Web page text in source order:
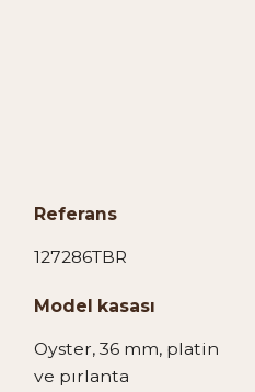
Referans
127286TBR
Model kasası
Oyster, 36 mm, platin
ve pırlanta